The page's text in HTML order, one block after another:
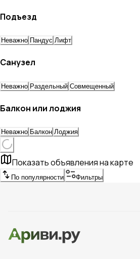
Подъезд
Неважно Пандус Лифт
Санузел
Неважно Раздельный Совмещенный
Балкон или лоджия
Неважно Балкон Лоджия
Показать объявления на карте
По популярности Фильтры